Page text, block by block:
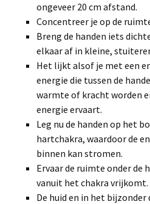
ongeveer 20 cm afstand.
Concentreer je op de
Breng de handen iets
elkaar af in kleine,
Het lijkt alsof je met een
energie die tussen de
warmte of kracht worden
energie ervaart.
Leg nu de handen op het
hartchakra, waardoor de
binnen kan stromen.
Ervaar de ruimte onder de
vanuit het chakra vrijkomt.
De huid en in het bijzonder